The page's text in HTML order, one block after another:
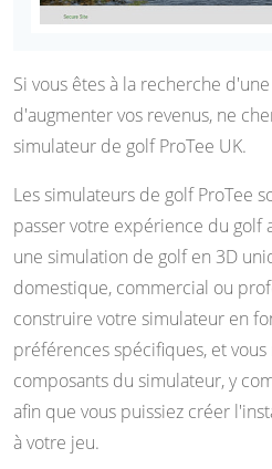
Si vous êtes à la recherche
d'augmenter vos revenus, ne
simulateur de golf ProTee UK.
Les simulateurs de golf ProTee
passer votre expérience du golf
une simulation de golf en 3D
domestique, commercial ou
construire votre simulateur en
préférences spécifiques, et
composants du simulateur, y
afin que vous puissiez créer
à votre jeu.